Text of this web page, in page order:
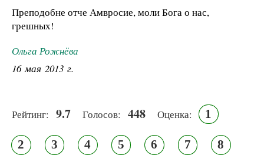
Преподобне отче Амвросие, моли Бога о нас,
грешных!
Ольга Рожнёва
16 мая 2013 г.
Рейтинг: 9.7 Голосов: 448 Оценка: 1
2 3 4 5 6 7 8